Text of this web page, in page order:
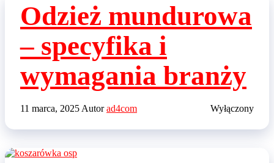
Odzież mundurowa
– specyfika i
wymagania branży
11 marca, 2025 Autor ad4com Wyłączony